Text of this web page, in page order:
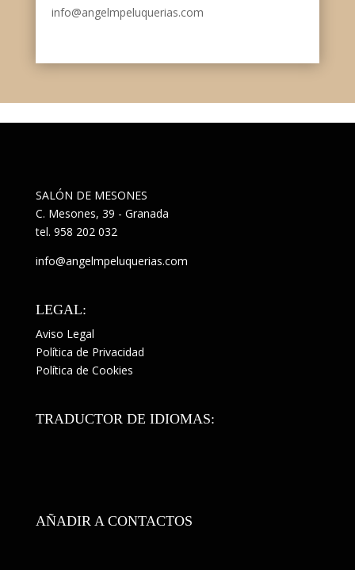
info@angelmpeluquerias.com
SALÓN DE MESONES
C. Mesones, 39 - Granada
tel. 958 202 032
info@angelmpeluquerias.com
LEGAL:
Aviso Legal
Política de Privacidad
Política de Cookies
TRADUCTOR DE IDIOMAS:
AÑADIR A CONTACTOS